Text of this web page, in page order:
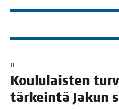
II
Kou­lu­lais­ten
tär­kein­tä Jakun